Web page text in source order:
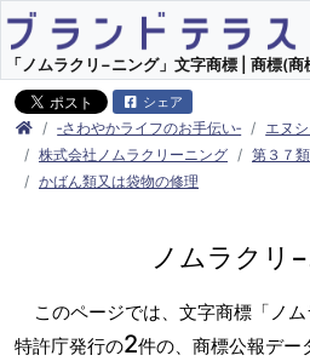
「ノムラクリ−ニング」文字商標 | 商標(
シェア
‐さわやかライフのお手伝い‐
エヌ
株式会社ノムラクリーニング
第３７
かばん類又は袋物の修理
ノムラクリ
このページでは、文字商標「ノ
特許庁発行の2件の、商標公報デー